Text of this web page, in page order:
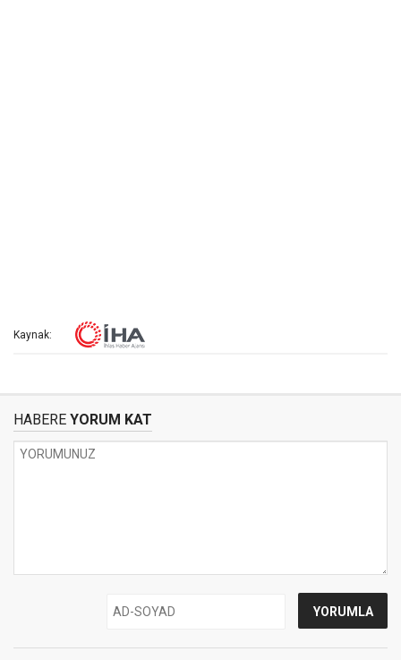
Kaynak:
HABERE YORUM KAT